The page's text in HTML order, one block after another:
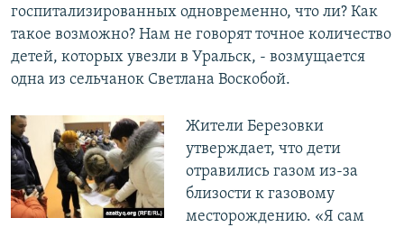
госпитализированных одновременно, что ли? Как
такое возможно? Нам не говорят точное количество
детей, которых увезли в Уральск, - возмущается
одна из сельчанок Светлана Воскобой.
Жители Березовки
утверждает, что дети
отравились газом из-за
близости к газовому
месторождению. «Я сам